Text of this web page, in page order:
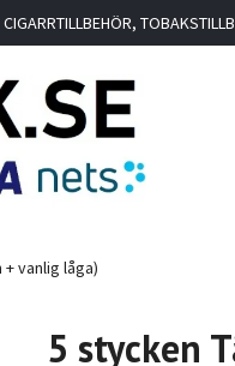
vanlig låga)
5 stycken